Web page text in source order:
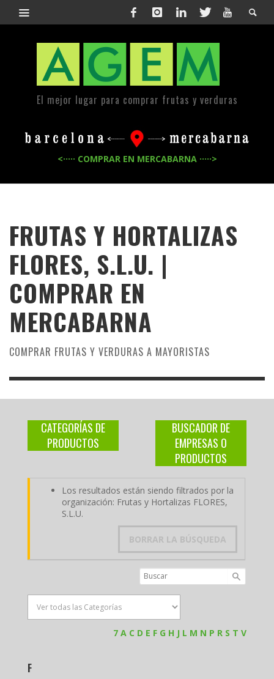
El mejor lugar para comprar frutas y verduras
<····· COMPRAR EN MERCABARNA ·····>
FRUTAS Y HORTALIZAS
FLORES, S.L.U. |
COMPRAR EN
MERCABARNA
COMPRAR FRUTAS Y VERDURAS A MAYORISTAS
CATEGORÍAS DE
PRODUCTOS
BUSCADOR DE
EMPRESAS O
PRODUCTOS
Los resultados están siendo filtrados por la
organización: Frutas y Hortalizas FLORES,
S.L.U.
BORRAR LA BÚSQUEDA
7 A C D E F G H J L M N P R S T V
F